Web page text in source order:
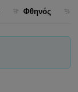
Φθηνός